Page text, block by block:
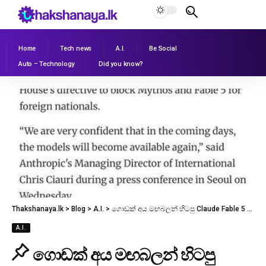
Home Tech news A.I.
Be Social
Auto – Technology
Did you know?
Thakshanaya.lk > Blog > A.I. > ගොඩක් අය මඟබලන් හිටපු Claude Fable 5 ආයෙමත් එන ලකුණු.
A.I.
ගොඩක් අය මඟබලන් හිටපු